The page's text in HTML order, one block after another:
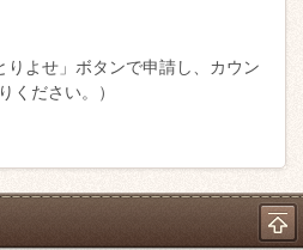
りよせ」ボタンで申請し、カウン
ください。）